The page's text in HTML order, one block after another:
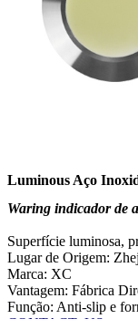
Luminous Aço
Waring indicador de
Superfície luminosa,
Lugar de Origem:
Marca: XC
Vantagem: Fábrica
Função: Anti-slip e